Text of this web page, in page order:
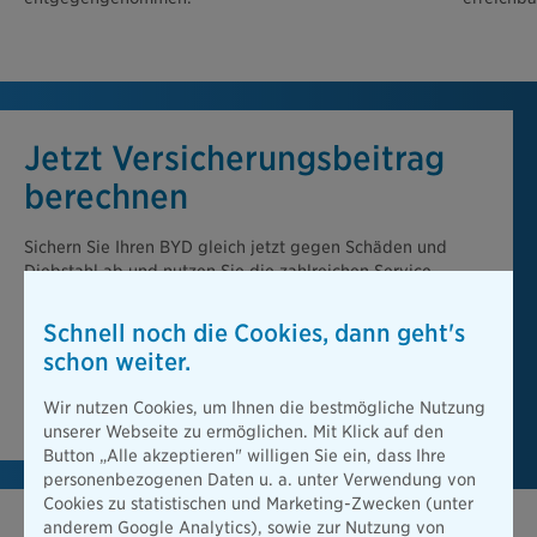
Jetzt Versicherungsbeitrag
berechnen
Sichern Sie Ihren BYD gleich jetzt gegen Schäden und
Diebstahl ab und nutzen Sie die zahlreichen Service-
Prämie.
Beitrag berechnen
Schnell noch die Cookies, dann geht's
schon weiter.
Wir nutzen Cookies, um Ihnen die bestmögliche Nutzung
unserer Webseite zu ermöglichen. Mit Klick auf den
Button „Alle akzeptieren" willigen Sie ein, dass Ihre
personenbezogenen Daten u. a. unter Verwendung von
Cookies zu statistischen und Marketing-Zwecken (unter
anderem Google Analytics), sowie zur Nutzung von